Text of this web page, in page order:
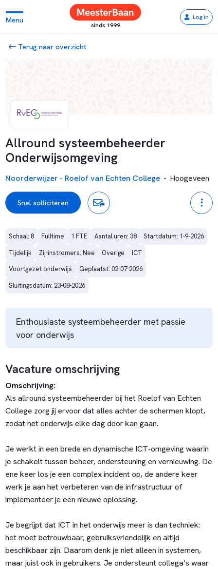
Menu
sinds 1999
Log in
Terug naar overzicht
Allround systeembeheerder
Onderwijsomgeving
Noorderwijzer - Roelof van Echten College - Hoogeveen
Snel solliciteren
Schaal: 8 Fulltime 1 FTE Aantal uren: 38
Startdatum: 1-9-2026
Tijdelijk
Zij-instromers: Nee Overige
ICT
Voortgezet onderwijs
Geplaatst: 02-07-2026
Sluitingsdatum: 23-08-2026
Enthousiaste systeembeheerder met passie
voor onderwijs
Vacature omschrijving
Omschrijving:
Als allround systeembeheerder bij het Roelof van Echten
College zorg jij ervoor dat alles achter de schermen klopt,
zodat het onderwijs elke dag door kan gaan.
Je werkt in een brede en dynamische ICT-omgeving waarin
je schakelt tussen beheer, ondersteuning en vernieuwing. De
ene keer los je een complex incident op, de andere keer
werk je aan het verbeteren van de infrastructuur of
implementeer je een nieuwe oplossing.
Je begrijpt dat ICT in het onderwijs meer is dan techniek:
het moet betrouwbaar, gebruiksvriendelijk en altijd
beschikbaar zijn. Daarom denk je niet alleen in systemen,
maar juist ook in gebruikers. Je ondersteunt collega’s waar